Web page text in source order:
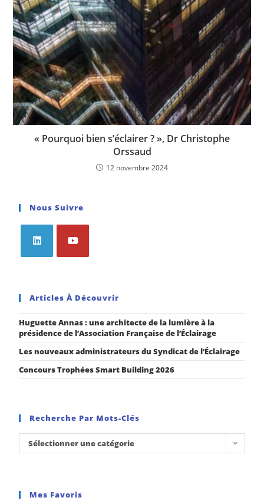
« Pourquoi bien s’éclairer ? », Dr Christophe
Orssaud
12 novembre 2024
Nous Suivre
Articles À Découvrir
Huguette Annas : une architecte de la lumière à la
présidence de l’Association Française de l’Éclairage
Les nouveaux administrateurs du Syndicat de l’Éclairage
Concours Trophées Smart Building 2026
Recherche Par Mots-Clés
Sélectionner une catégorie
Mes Favoris